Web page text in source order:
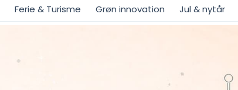
Ferie & Turisme Grøn innovation Jul & nytår